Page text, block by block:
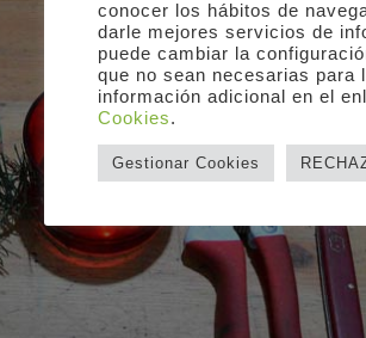
conocer los hábitos de
darle mejores servicios de
puede cambiar la
que no sean necesarias para
información adicional en el
Cookies.
Gestionar Cookies